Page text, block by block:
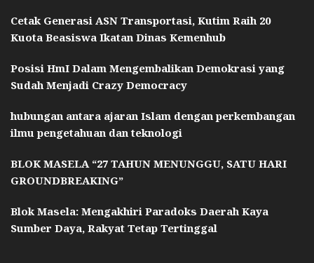
Cetak Generasi ASN Transportasi, Kutim Raih 20
Kuota Beasiswa Ikatan Dinas Kemenhub
Posisi HmI Dalam Mengembalikan Demokrasi yang
Sudah Menjadi Crazy Democracy
hubungan antara ajaran Islam dengan perkembangan
ilmu pengetahuan dan teknologi
BLOK MASELA “27 TAHUN MENUNGGU, SATU HARI
GROUNDBREAKING”
Blok Masela: Mengakhiri Paradoks Daerah Kaya
Sumber Daya, Rakyat Tetap Tertinggal